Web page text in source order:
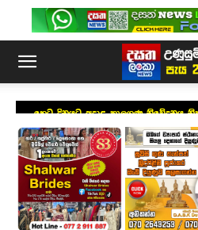
හෙට දිනයට අදාළ කාලගුණ නිවේදනය